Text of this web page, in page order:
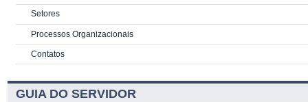
Setores
Processos Organizacionais
Contatos
GUIA DO SERVIDOR